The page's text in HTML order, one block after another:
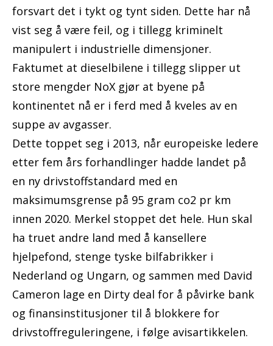
forsvart det i tykt og tynt siden. Dette har nå
vist seg å være feil, og i tillegg kriminelt
manipulert i industrielle dimensjoner.
Faktumet at dieselbilene i tillegg slipper ut
store mengder NoX gjør at byene på
kontinentet nå er i ferd med å kveles av en
suppe av avgasser.
Dette toppet seg i 2013, når europeiske ledere
etter fem års forhandlinger hadde landet på
en ny drivstoffstandard med en
maksimumsgrense på 95 gram co2 pr km
innen 2020. Merkel stoppet det hele. Hun skal
ha truet andre land med å kansellere
hjelpefond, stenge tyske bilfabrikker i
Nederland og Ungarn, og sammen med David
Cameron lage en Dirty deal for å påvirke bank
og finansinstitusjoner til å blokkere for
drivstoffreguleringene, i følge avisartikkelen.